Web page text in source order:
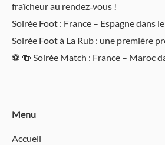
fraîcheur au rendez‑vous !
Soirée Foot : France – Espagne dans
Soirée Foot à La Rub : une première
⚽️ 🍻 Soirée Match : France – Maroc
Menu
Accueil